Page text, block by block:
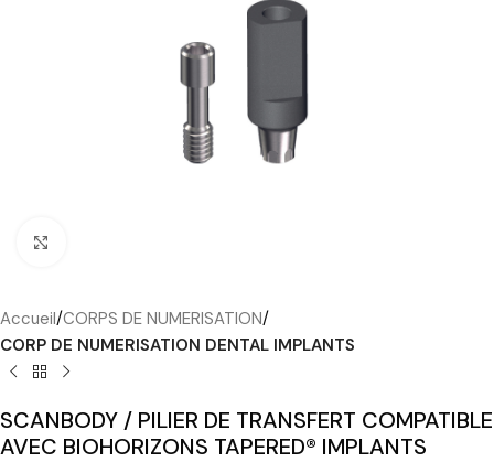
Accueil CORPS DE NUMERISATION
CORP DE NUMERISATION DENTAL IMPLANTS
SCANBODY / PILIER DE TRANSFERT COMPATIBLE
AVEC BIOHORIZONS TAPERED® IMPLANTS